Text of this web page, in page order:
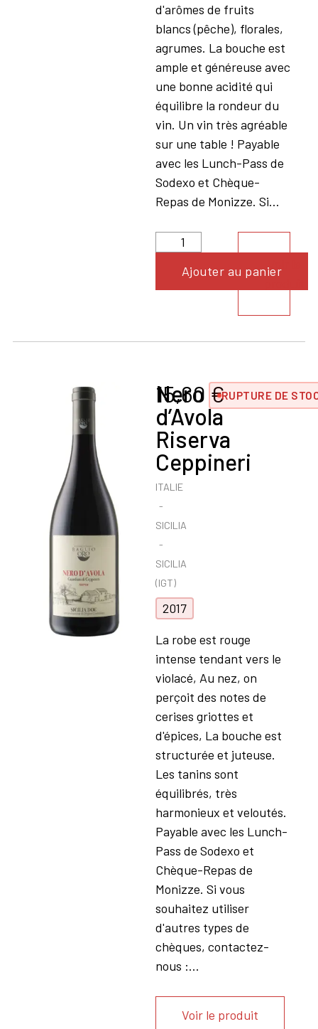
d'arômes de fruits
blancs (pêche), florales,
agrumes. La bouche est
ample et généreuse avec
une bonne acidité qui
équilibre la rondeur du
vin. Un vin très agréable
sur une table ! Payable
avec les Lunch-Pass de
Sodexo et Chèque-
Repas de Monizze. Si...
Ajouter au panierVoir le
Nero
d’Avola
Riserva
Ceppineri
ITALIE
SICILIA
SICILIA
(IGT)
2017
15,60 €RUPTURE DE
La robe est rouge
intense tendant vers le
violacé, Au nez, on
perçoit des notes de
cerises griottes et
d'épices, La bouche est
structurée et juteuse.
Les tanins sont
équilibrés, très
harmonieux et veloutés.
Payable avec les Lunch-
Pass de Sodexo et
Chèque-Repas de
Monizze. Si vous
souhaitez utiliser
d'autres types de
chèques, contactez-
nous :...
Voir le produit